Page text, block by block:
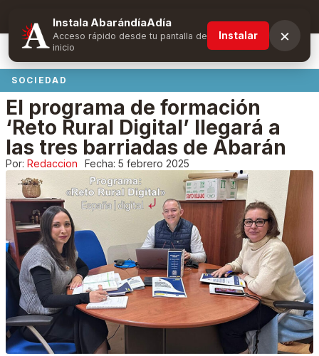
Suscríbete y obtén ventajas exclusivas
SOCIEDAD
El programa de formación
‘Reto Rural Digital’ llegará a
las tres barriadas de Abarán
Por: Redaccion Fecha: 5 febrero 2025
Instala AbarándíaAdía
Acceso rápido desde tu pantalla de
inicio
Instalar ×